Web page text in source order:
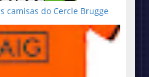
camisas do Cercle Brugge